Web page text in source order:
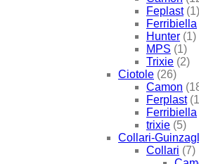
Feplast (1)
Ferribiella
Hunter (1)
MPS (1)
Trixie (2)
Ciotole (26)
Camon
Ferplast
Ferribiella
trixie (5)
Collari-
Collari (7)